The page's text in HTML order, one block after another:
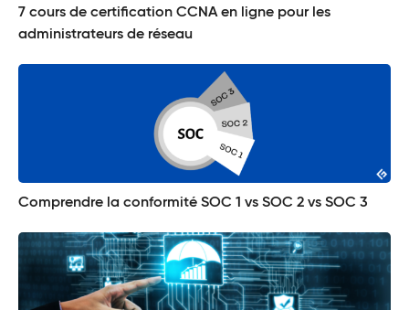
7 cours de certification CCNA en ligne pour les
administrateurs de réseau
Comprendre la conformité SOC 1 vs SOC 2 vs SOC 3